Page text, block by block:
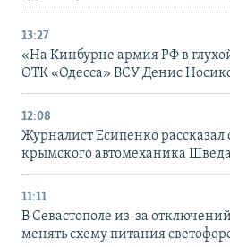
13:27
«На Кинбурне армия РФ в
ОТК «Одесса» ВСУ Денис
12:08
Журналист Есипенко рассказал
крымского автомеханика Шведа
11:11
В Севастополе из-за
менять схему питания